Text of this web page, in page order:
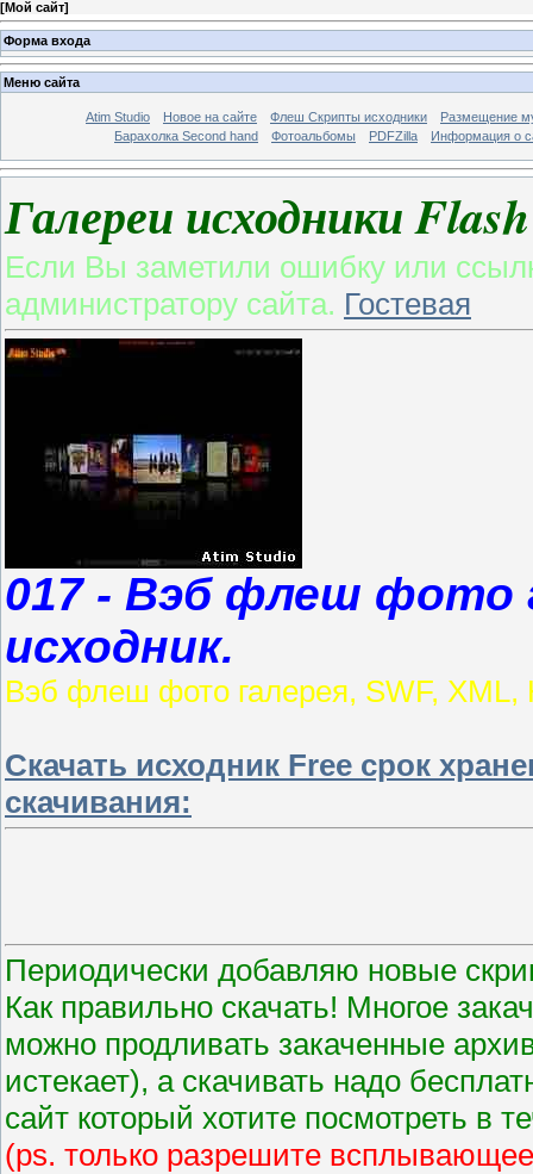
[Мой сайт]
Форма входа
Меню сайта
Atim Studio Новое на сайте Флеш Скрипты исходники
Размещение
Барахолка Second hand
Фотоальбомы PDFZilla Информация о
Галереи исходники
Если Вы заметили ошибку или
администратору сайта. Гостевая
017 - Вэб флеш фото
исходник.
Вэб флеш фото галерея, SWF, XML,
Скачать исходник Free срок
скачивания:
Периодически добавляю новые
Как правильно скачать! Многое
можно продливать закаченные
истекает), а скачивать надо
сайт который хотите посмотреть в
(ps. только разрешите